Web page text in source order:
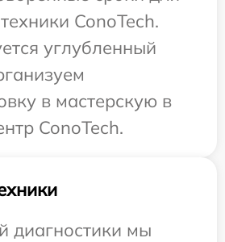
ConoTech.
углубленный
в мастерскую в
ConoTech.
диагностики мы